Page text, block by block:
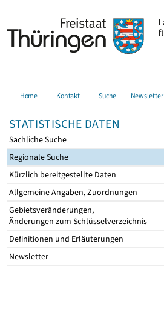
Home Kontakt Suche Newsletter
STATISTISCHE DATEN
Sachliche Suche
Regionale Suche
Kürzlich bereitgestellte Daten
Allgemeine Angaben, Zuordnungen
Gebietsveränderungen,
Änderungen zum Schlüsselverzeichnis
Definitionen und Erläuterungen
Newsletter